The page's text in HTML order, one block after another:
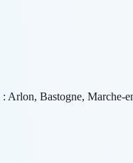
Arlon, Bastogne,